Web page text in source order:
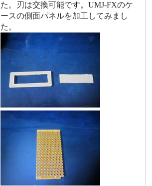
た。刃は交換可能です。UMJ-FXのケ
ースの側面パネルを加工してみまし
た。